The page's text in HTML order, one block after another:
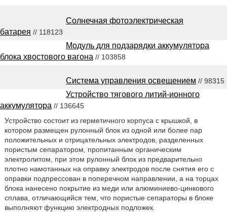
Солнечная фотоэлектрическая
батарея // 118123
Модуль для подзарядки аккумулятора
блока хвостового вагона // 103858
Система управления освещением // 98315
Устройство тягового литий-ионного
аккумулятора // 136645
Устройство состоит из герметичного корпуса с крышкой, в
котором размещен рулонный блок из одной или более пар
положительных и отрицательных электродов, разделенных
пористым сепаратором, пропитанным органическим
электролитом, при этом рулонный блок из предварительно
плотно намотанных на оправку электродов после снятия его с
оправки подпрессован в поперечном направлении, а на торцах
блока нанесено покрытие из меди или алюминиево-цинкового
сплава, отличающийся тем, что пористые сепараторы в блоке
выполняют функцию электродных подложек.